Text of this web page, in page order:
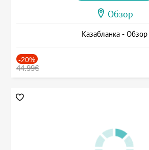
Обзор
Казабланка - Обзор
-20%
44.99€